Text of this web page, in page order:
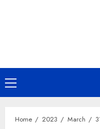
Home 2023 March